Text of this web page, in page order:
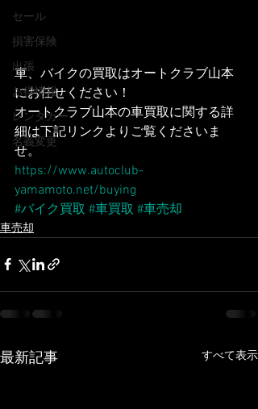
セール
損害保険
出張
お得情報
レンタカー
名義変更
車、バイクの買取はオートクラブ山本
にお任せください！
オートクラブ山本の車買取に関する詳
細は下記リンクよりご覧くださいま
せ。
https://www.autoclub-
yamamoto.net/buying
#バイク買取 #車買取 #車売却
車売却
最新記事 すべて表示